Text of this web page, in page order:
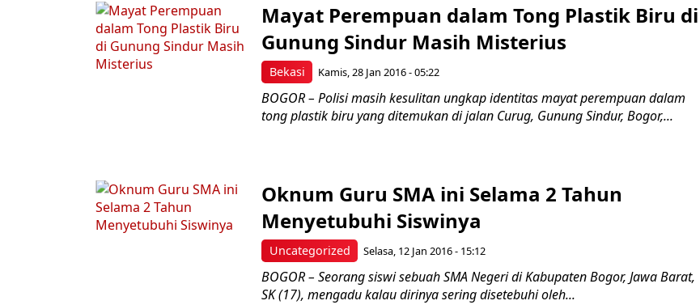
Bekasi
Mayat Perempuan dalam Tong Plastik Biru di
Gunung Sindur Masih Misterius
Kamis, 28 Jan 2016 - 05:22
BOGOR – Polisi masih kesulitan ungkap identitas mayat perempuan dalam
tong plastik biru yang ditemukan di jalan Curug, Gunung Sindur, Bogor,...
Uncategorized
Oknum Guru SMA ini Selama 2 Tahun
Menyetubuhi Siswinya
Selasa, 12 Jan 2016 - 15:12
BOGOR – Seorang siswi sebuah SMA Negeri di Kabupaten Bogor, Jawa Barat,
SK (17), mengadu kalau dirinya sering disetebuhi oleh...